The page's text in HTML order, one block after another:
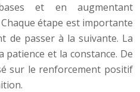
et en augmentant
étape est importante
de passer à la suivante. La
patience et la constance. De
sur le renforcement positif